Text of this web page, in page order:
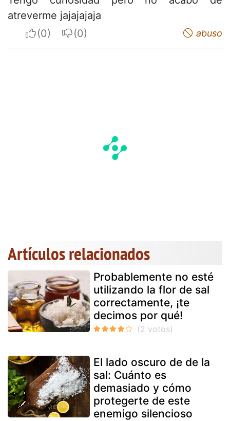
atreverme jajajajaja
I apreciateI do not appreciate abuso
Artículos relacionados
Probablemente no esté
utilizando la flor de sal
correctamente, ¡te
decimos por qué!
El lado oscuro de de la
sal: Cuánto es
demasiado y cómo
protegerte de este
enemigo silencioso